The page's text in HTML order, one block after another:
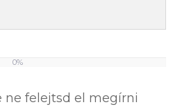
0%
ne felejtsd el megírni